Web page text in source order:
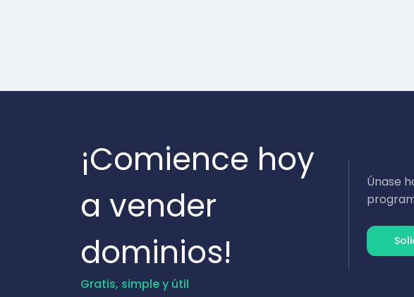
¡Comience hoy
a vender
dominios!
Gratis, simple y útil
Únase